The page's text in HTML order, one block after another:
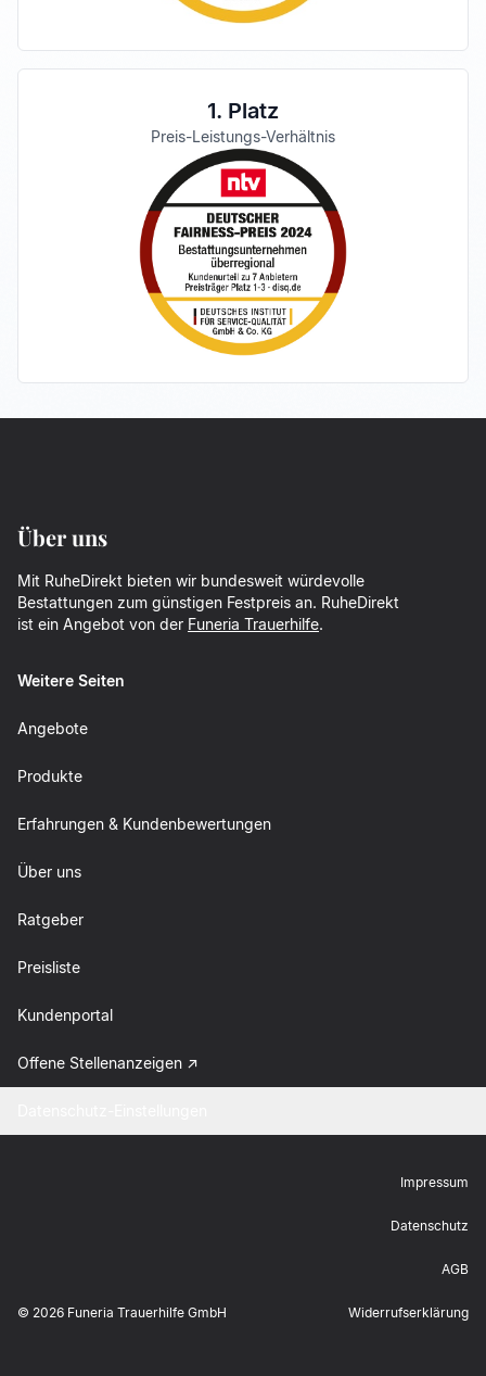
1. Platz
Preis-Leistungs-Verhältnis
Über uns
Mit RuheDirekt bieten wir bundesweit würdevolle
Bestattungen zum günstigen Festpreis an. RuheDirekt
ist ein Angebot von der Funeria Trauerhilfe.
Weitere Seiten
Angebote
Produkte
Erfahrungen & Kundenbewertungen
Über uns
Ratgeber
Preisliste
Kundenportal
Offene Stellenanzeigen
© 2026 Funeria Trauerhilfe GmbH
Impressum
Datenschutz
AGB
Widerrufserklärung